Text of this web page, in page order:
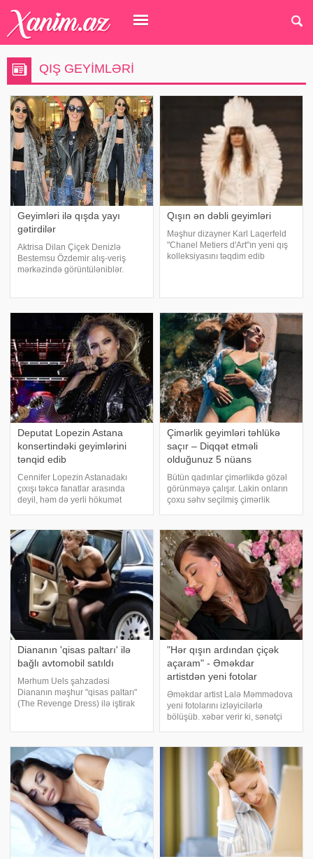
QIŞ GEYIMLƏRI
Geyimləri ilə qışda yayı
gətirdilər
Aktrisa Dilan Çiçek Denizlə
Bestemsu Özdemir alış-veriş
mərkəzində görüntüləniblər.
ilə qarşılaşıblar. Buna səbəb isə
Dilanla Bestemsunu
Qışın ən dəbli geyimləri
Məşhur dizayner Karl Laqerfeld
"Chanel Metiers d'Art"ın yeni qış
kolleksiyasını təqdim edib
Deputat Lopezin Astana
konsertindəki geyimlərini
tənqid edib
Cennifer Lopezin Astanadakı
çıxışı təkcə fanatlar arasında
deyil, həm də yerli hökumət
xəbər verir ki, paytaxt məclisinin
deputatı Saule Samidin dünya
ulduzunu
Çimərlik geyimləri təhlükə
saçır – Diqqət etməli
olduğunuz 5 nüans
Bütün qadınlar çimərlikdə gözəl
görünməyə çalışır. Lakin onların
çoxu səhv seçilmiş çimərlik
istinadən xəbər verir ki, tibb
elmləri namizədi, mama-
ginekoloq Olqa Nojnitsev
Diananın 'qisas paltarı' ilə
bağlı avtomobil satıldı
Mərhum Uels şahzadəsi
Diananın məşhur "qisas paltarı"
(The Revenge Dress) ilə iştirak
hərracda 66 min 250 funt-sterlinq
"Hər qışın ardından çiçək
açaram" - Əməkdar
artistdən yeni fotolar
Əməkdar artist Lalə Məmmədova
yeni fotolarını izləyicilərlə
bölüşüb. xəbər verir ki, sənətçi
çiçək açaram" şərhini yazıb.
Həmin fotoları təqdim edirik